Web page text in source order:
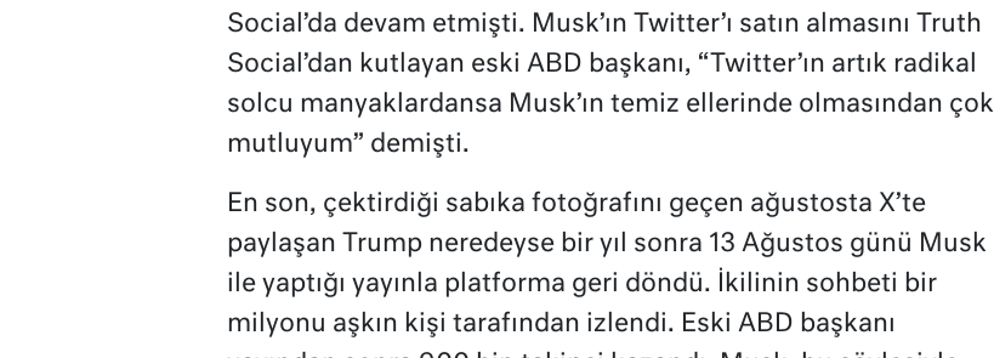
Social’da devam etmişti. Musk’ın Twitter’ı satın almasını Truth
Social’dan kutlayan eski ABD başkanı, “Twitter’ın artık radikal
solcu manyaklardansa Musk’ın temiz ellerinde olmasından çok
mutluyum” demişti.
En son, çektirdiği sabıka fotoğrafını geçen ağustosta X’te
paylaşan Trump neredeyse bir yıl sonra 13 Ağustos günü Musk
ile yaptığı yayınla platforma geri döndü. İkilinin sohbeti bir
milyonu aşkın kişi tarafından izlendi. Eski ABD başkanı